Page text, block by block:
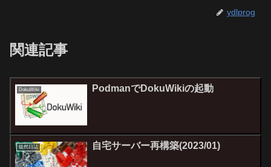
ydlprog
関連記事
DokuWiki PodmanでDokuWikiの起動
徒然日誌 自宅サーバー再構築(2023/01)